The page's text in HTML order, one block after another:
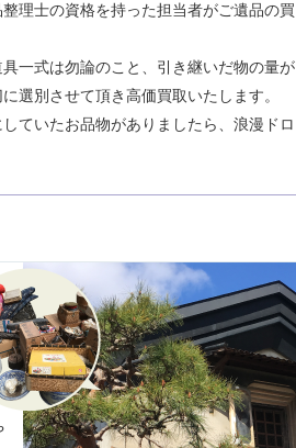
理士の資格を持った担当者がご遺品の買
一式は勿論のこと、引き継いだ物の量が
選別させて頂き高価買取いたします。
ていたお品物がありましたら、浪漫ドロ